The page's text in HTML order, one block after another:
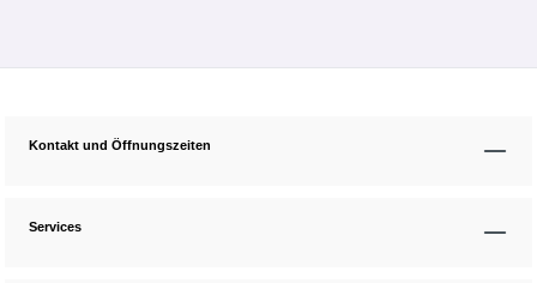
Kontakt und Öffnungszeiten
Services